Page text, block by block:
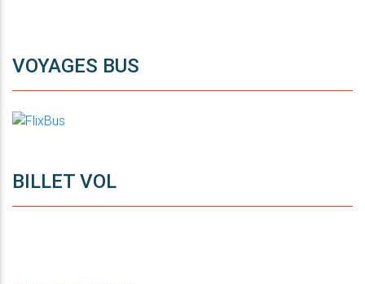
VOYAGES BUS
BILLET VOL